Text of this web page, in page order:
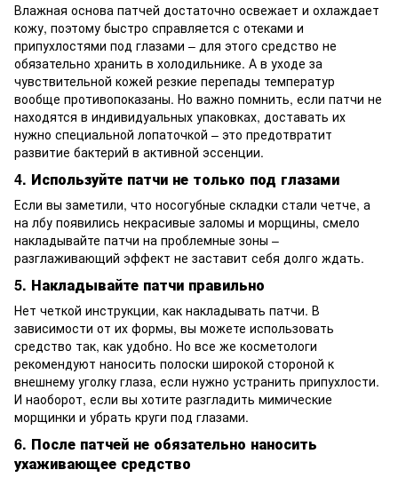
Влажная основа патчей достаточно освежает и охлаждает
кожу, поэтому быстро справляется с отеками и
припухлостями под глазами – для этого средство не
обязательно хранить в холодильнике. А в уходе за
чувствительной кожей резкие перепады температур
вообще противопоказаны. Но важно помнить, если патчи не
находятся в индивидуальных упаковках, доставать их
нужно специальной лопаточкой – это предотвратит
развитие бактерий в активной эссенции.
4. Используйте патчи не только под глазами
Если вы заметили, что носогубные складки стали четче, а
на лбу появились некрасивые заломы и морщины, смело
накладывайте патчи на проблемные зоны –
разглаживающий эффект не заставит себя долго ждать.
5. Накладывайте патчи правильно
Нет четкой инструкции, как накладывать патчи. В
зависимости от их формы, вы можете использовать
средство так, как удобно. Но все же косметологи
рекомендуют наносить полоски широкой стороной к
внешнему уголку глаза, если нужно устранить припухлости.
И наоборот, если вы хотите разгладить мимические
морщинки и убрать круги под глазами.
6. После патчей не обязательно наносить
ухаживающее средство